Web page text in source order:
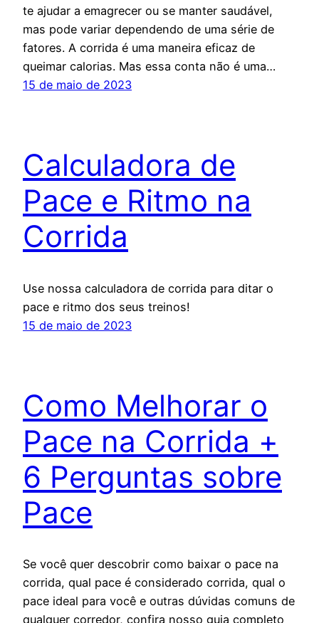
te ajudar a emagrecer ou se manter saudável,
mas pode variar dependendo de uma série de
fatores. A corrida é uma maneira eficaz de
queimar calorias. Mas essa conta não é uma…
15 de maio de 2023
Calculadora de
Pace e Ritmo na
Corrida
Use nossa calculadora de corrida para ditar o
pace e ritmo dos seus treinos!
15 de maio de 2023
Como Melhorar o
Pace na Corrida +
6 Perguntas sobre
Pace
Se você quer descobrir como baixar o pace na
corrida, qual pace é considerado corrida, qual o
pace ideal para você e outras dúvidas comuns de
qualquer corredor, confira nosso guia completo